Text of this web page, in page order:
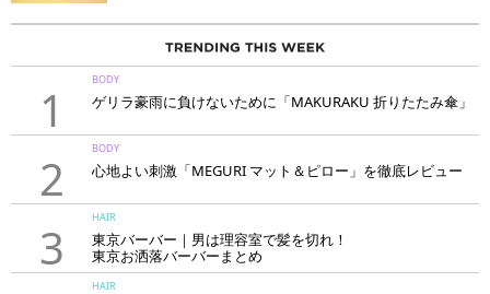
1
BODY
ゲリラ豪雨に負けないために「MAKURAKU 折りたたみ傘」
2
BODY
心地よい刺激「MEGURI マット＆ピロー」を徹底レビュー
3
HAIR
東京バーバー｜男は理容室で髪を切れ！
東京お洒落バーバーまとめ
HAIR